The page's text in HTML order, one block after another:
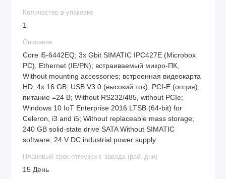
Количество в упаковке
1
Описание
Core i5-6442EQ; 3x Gbit SIMATIC IPC427E (Microbox
PC), Ethernet (IE/PN); встраиваемый микро-ПК,
Without mounting accessories; встроенная видеокарта
HD, 4x 16 GB; USB V3.0 (высокий ток), PCI-E (опция),
питание =24 В; Without RS232/485, without PCIe;
Windows 10 IoT Enterprise 2016 LTSB (64-bit) for
Celeron, i3 and i5; Without replaceable mass storage;
240 GB solid-state drive SATA Without SIMATIC
software; 24 V DC industrial power supply
Плановый срок отгрузки с завода (раб. дни)
15 День